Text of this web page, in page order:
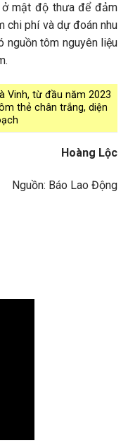
mật độ thưa để đảm
chi phí và dự đoán nhu
nguồn tôm nguyên liệu
Vinh, từ đầu năm 2023
thẻ chân trắng, diện
Hoàng Lộc
Nguồn: Báo Lao Động